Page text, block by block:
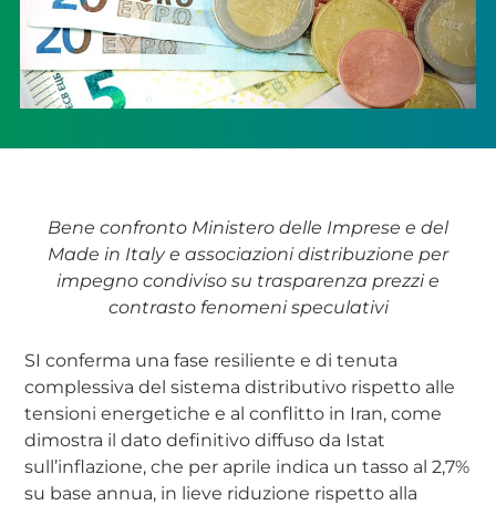
Bene confronto Ministero delle Imprese e del
Made in Italy e associazioni distribuzione per
impegno condiviso su trasparenza prezzi e
contrasto fenomeni speculativi
SI conferma una fase resiliente e di tenuta
complessiva del sistema distributivo rispetto alle
tensioni energetiche e al conflitto in Iran, come
dimostra il dato definitivo diffuso da Istat
sull’inflazione, che per aprile indica un tasso al 2,7%
su base annua, in lieve riduzione rispetto alla